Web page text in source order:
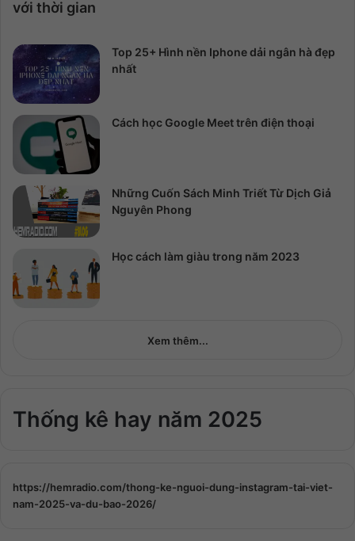
với thời gian
Top 25+ Hình nền Iphone dải ngân hà đẹp
nhất
Cách học Google Meet trên điện thoại
Những Cuốn Sách Minh Triết Từ Dịch Giả
Nguyên Phong
Học cách làm giàu trong năm 2023
Xem thêm...
Thống kê hay năm 2025
https://hemradio.com/thong-ke-nguoi-dung-instagram-tai-viet-
nam-2025-va-du-bao-2026/